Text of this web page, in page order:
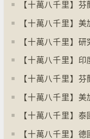
【十萬八千里】
【十萬八千里】